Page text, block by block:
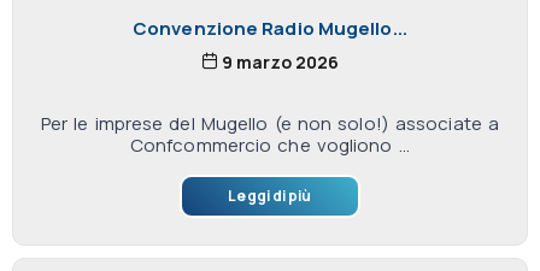
Convenzione Radio Mugello...
9 marzo 2026
Per le imprese del Mugello (e non solo!) associate a
Confcommercio che vogliono ...
Leggi di più